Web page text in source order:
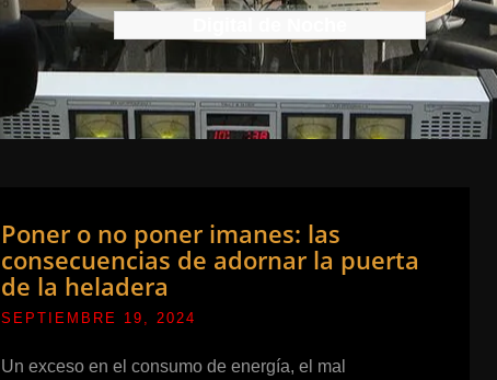
Poner o no poner imanes: las
consecuencias de adornar la puerta
de la heladera
SEPTIEMBRE 19, 2024
Un exceso en el consumo de energía, el mal